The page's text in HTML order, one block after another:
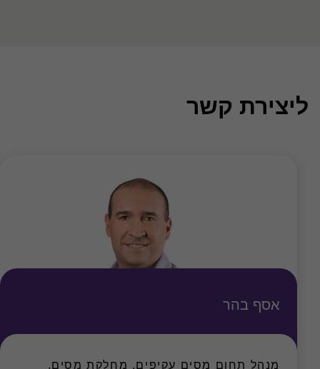
ליצירת קשר
אסף בהר
מנהל תחום מסים עקיפים, מחלקת מסים,